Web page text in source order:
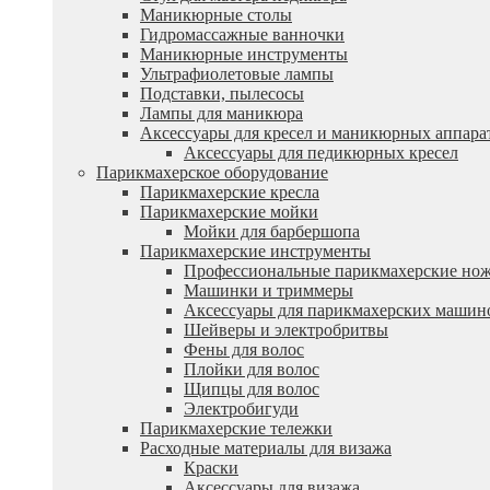
Маникюрные столы
Гидромассажные ванночки
Маникюрные инструменты
Ультрафиолетовые лампы
Подставки, пылесосы
Лампы для маникюра
Аксессуары для кресел и маникюрных
Аксессуары для педикюрных кресел
Парикмахерское оборудование
Парикмахерские кресла
Парикмахерские мойки
Мойки для барбершопа
Парикмахерские инструменты
Профессиональные парикмахерские
Машинки и триммеры
Аксессуары для парикмахерских
Шейверы и электробритвы
Фены для волос
Плойки для волос
Щипцы для волос
Электробигуди
Парикмахерские тележки
Расходные материалы для визажа
Краски